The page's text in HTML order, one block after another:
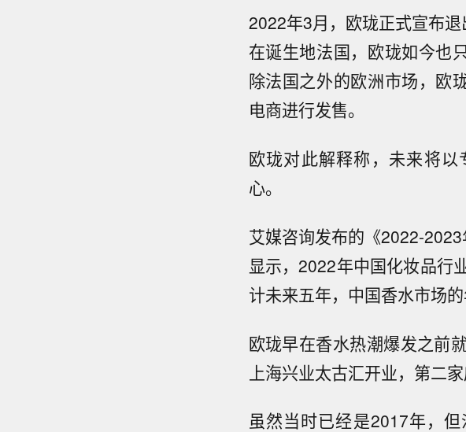
2022年3月，欧珑正式宣布
在诞生地法国，欧珑如今也
除法国之外的欧洲市场，欧
电商进行发售。
欧珑对此解释称，未来将
心。
艾媒咨询发布的《2022-2023
显示， 2022年中国化妆品行
计未来五年，中国香水市场
欧珑早在香水热潮爆发之前
上海兴业太古汇开业，第二
虽然当时已经是2017年，